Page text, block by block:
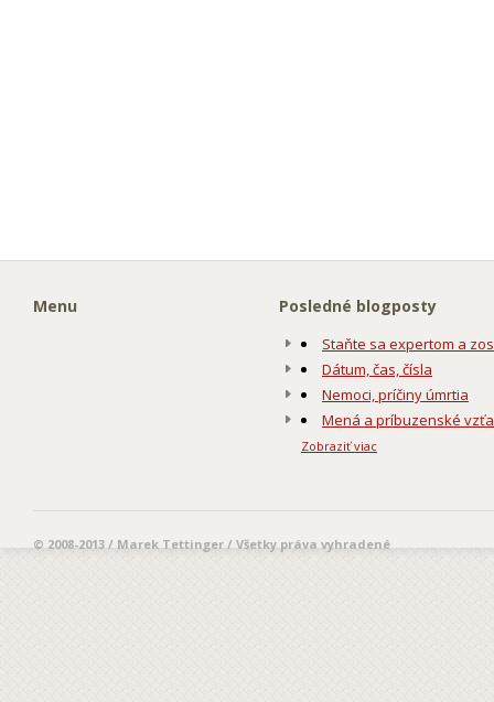
Menu Posledné blogposty
Staňte sa expertom a
Dátum, čas, čísla
Nemoci, príčiny úmrtia
Mená a príbuzenské
Zobraziť viac
© 2008-2013 / Marek Tettinger / Všetky práva vyhradené